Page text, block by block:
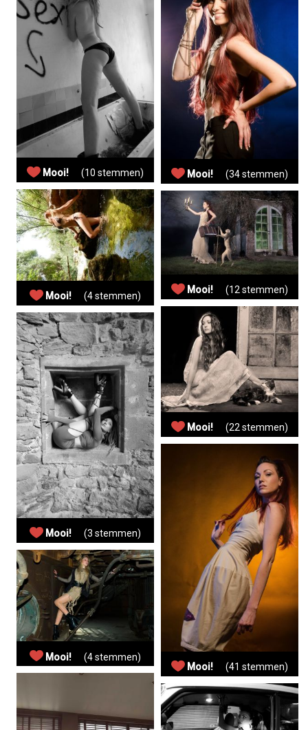
Mooi! (10 stemmen)
Mooi! (4 stemmen)
Mooi! (3 stemmen)
Mooi! (4 stemmen)
Mooi! (34 stemmen)
Mooi! (12 stemmen)
Mooi! (22 stemmen)
Mooi! (41 stemmen)